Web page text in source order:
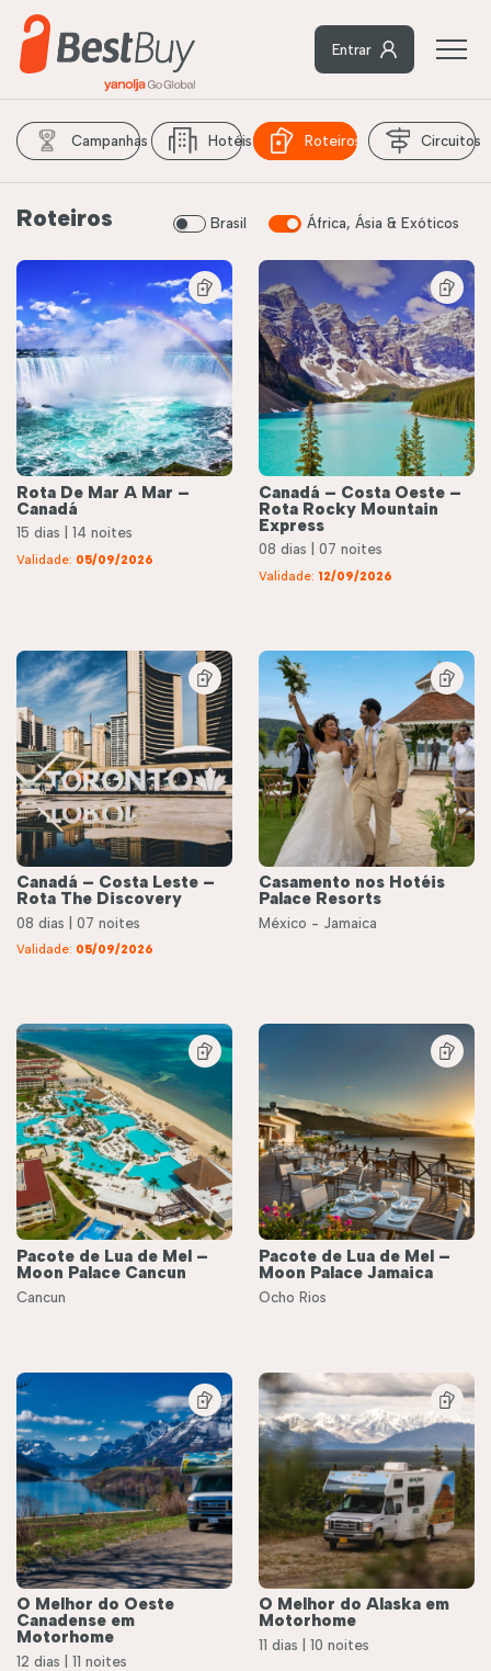
Entrar
Campanhas Hotéis Roteiros Circuitos
Roteiros Brasil África, Ásia & Exóticos
Rota De Mar A Mar –
Canadá
15 dias | 14 noites
Validade: 05/09/2026
Canadá – Costa Oeste –
Rota Rocky Mountain
Express
08 dias | 07 noites
Validade: 12/09/2026
Canadá – Costa Leste –
Rota The Discovery
08 dias | 07 noites
Validade: 05/09/2026
Casamento nos Hotéis
Palace Resorts
México - Jamaica
Pacote de Lua de Mel –
Moon Palace Cancun
Cancun
Pacote de Lua de Mel –
Moon Palace Jamaica
Ocho Rios
O Melhor do Oeste
Canadense em
Motorhome
12 dias | 11 noites
O Melhor do Alaska em
Motorhome
11 dias | 10 noites